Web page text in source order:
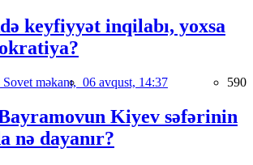
keyfiyyət inqilabı, yoxsa
məkanı, 06 avqust, 14:37 590
Kiyev səfərinin
nə dayanır?